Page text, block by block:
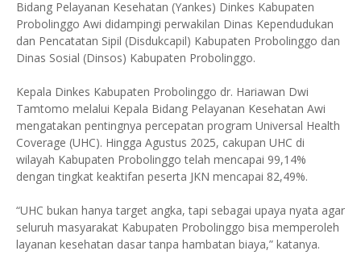
Bidang Pelayanan Kesehatan (Yankes) Dinkes Kabupaten
Probolinggo Awi didampingi perwakilan Dinas Kependudukan
dan Pencatatan Sipil (Disdukcapil) Kabupaten Probolinggo dan
Dinas Sosial (Dinsos) Kabupaten Probolinggo.
Kepala Dinkes Kabupaten Probolinggo dr. Hariawan Dwi
Tamtomo melalui Kepala Bidang Pelayanan Kesehatan Awi
mengatakan pentingnya percepatan program Universal Health
Coverage (UHC). Hingga Agustus 2025, cakupan UHC di
wilayah Kabupaten Probolinggo telah mencapai 99,14%
dengan tingkat keaktifan peserta JKN mencapai 82,49%.
“UHC bukan hanya target angka, tapi sebagai upaya nyata agar
seluruh masyarakat Kabupaten Probolinggo bisa memperoleh
layanan kesehatan dasar tanpa hambatan biaya,” katanya.